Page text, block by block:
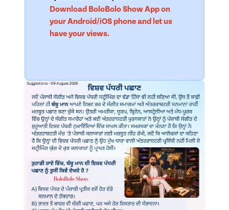
Download BoloBolo Show App on
your Android/iOS phone and let us
have your views.